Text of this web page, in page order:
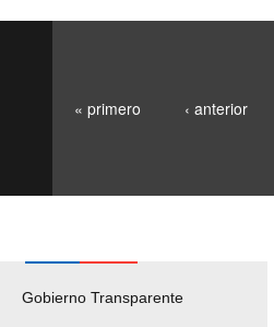
« primero ‹ anterior
Gobierno Transparente